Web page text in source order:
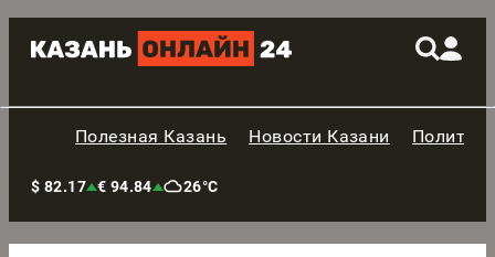
Полезная Казань Новости Казани
$ 82.17 € 94.84 26°C